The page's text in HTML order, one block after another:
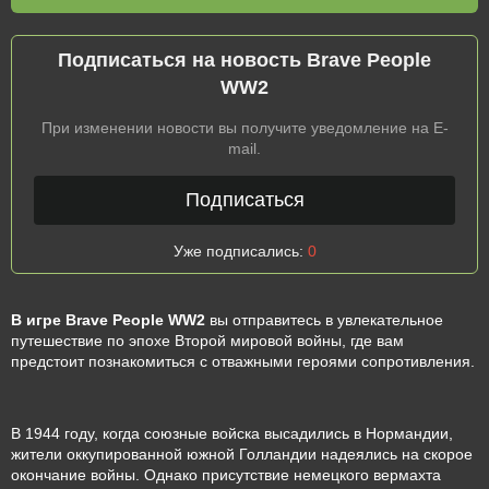
Подписаться на новость Brave People
WW2
При изменении новости вы получите уведомление на E-
mail.
Подписаться
Уже подписались: 0
В игре Brave People WW2 вы отправитесь в увлекательное
путешествие по эпохе Второй мировой войны, где вам
предстоит познакомиться с отважными героями сопротивления.
В 1944 году, когда союзные войска высадились в Нормандии,
жители оккупированной южной Голландии надеялись на скорое
окончание войны. Однако присутствие немецкого вермахта